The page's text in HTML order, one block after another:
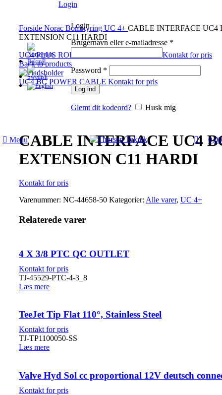
Login
Login
Brugernavn eller e-mailadresse *
Password *
Log ind
Glemt dit kodeord? Husk mig
Menu
Forside Norac Bomstyring UC 4+ CABLE INTERFACE UC4
EXTENSION C11 HARDI
UC4 PLUS ROLL SENSOR W TEMPERA
Back to products
UC4 BC POWER CABLE
CABLE INTERFACE UC4
EXTENSION C11 HARDI
Varenummer: NC-44658-50 Kategorier: Alle varer, UC 4+
Relaterede varer
4 X 3/8 PTC QC OUTLET
TJ-45529-PTC-4-3_8
Læs mere
TeeJet Tip Flat 110°, Stainless Steel
TJ-TP1100050-SS
Læs mere
Valve Hyd Sol cc proportional 12V deutsch